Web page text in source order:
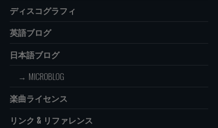
ディスコグラフィ
英語ブログ
日本語ブログ
MICROBLOG
楽曲ライセンス
リンク & リファレンス